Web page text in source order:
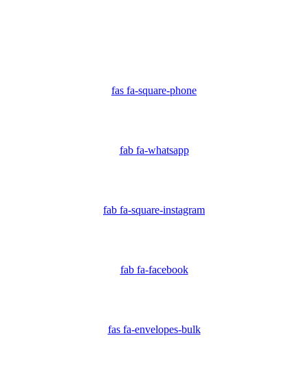
fas fa-square-phone
fab fa-whatsapp
fab fa-square-instagram
fab fa-facebook
fas fa-envelopes-bulk